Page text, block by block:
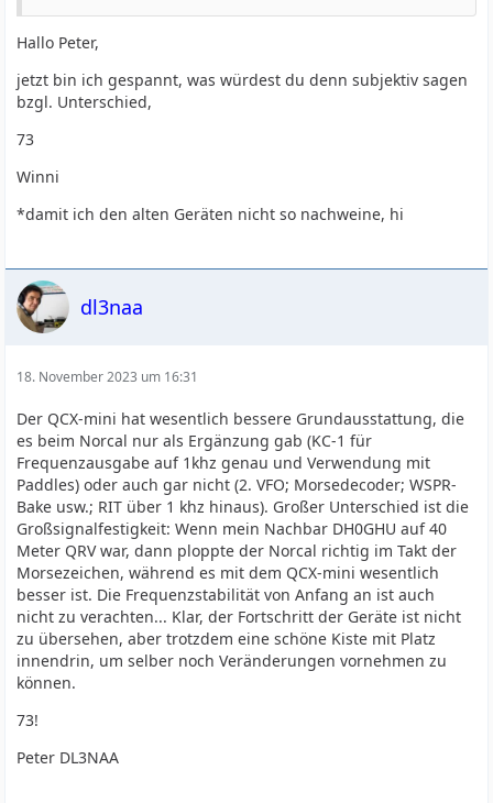
Hallo Peter,
jetzt bin ich gespannt, was würdest du denn subjektiv sagen
bzgl. Unterschied,
73
Winni
*damit ich den alten Geräten nicht so nachweine, hi
dl3naa
18. November 2023 um 16:31
Der QCX-mini hat wesentlich bessere Grundausstattung, die
es beim Norcal nur als Ergänzung gab (KC-1 für
Frequenzausgabe auf 1khz genau und Verwendung mit
Paddles) oder auch gar nicht (2. VFO; Morsedecoder; WSPR-
Bake usw.; RIT über 1 khz hinaus). Großer Unterschied ist die
Großsignalfestigkeit: Wenn mein Nachbar DH0GHU auf 40
Meter QRV war, dann ploppte der Norcal richtig im Takt der
Morsezeichen, während es mit dem QCX-mini wesentlich
besser ist. Die Frequenzstabilität von Anfang an ist auch
nicht zu verachten... Klar, der Fortschritt der Geräte ist nicht
zu übersehen, aber trotzdem eine schöne Kiste mit Platz
innendrin, um selber noch Veränderungen vornehmen zu
können.
73!
Peter DL3NAA